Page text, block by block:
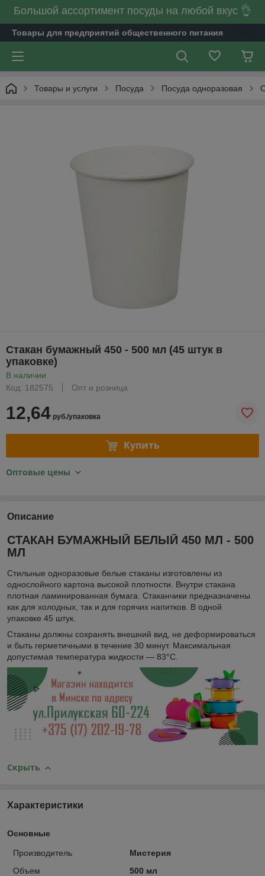
Большой ассортимент посуды на любой вкус 👌
Товары для предприятий общественного питания
Товары и услуги Посуда Посуда одноразовая
Стакан бумажный 450 - 500 мл (45 штук в
упаковке)
В наличии
Код: 182575
Опт и розница
12,64 руб./упаковка
Купить
Оптовые цены
Описание
СТАКАН БУМАЖНЫЙ БЕЛЫЙ 450 МЛ - 500
МЛ
Стильные одноразовые белые стаканы изготовлены из
однослойного картона высокой плотности. Внутри стакана
плотная ламинированная бумага. Стаканчики предназначены
как для холодных, так и для горячих напитков. В одной
упаковке 45 штук.
Стаканы должны сохранять внешний вид, не деформироваться
и быть герметичными в течение 30 минут. Максимальная
допустимая температура жидкости — 83°C.
Скрыть
Характеристики
Основные
Производитель
Мистерия
Объем
500 мл